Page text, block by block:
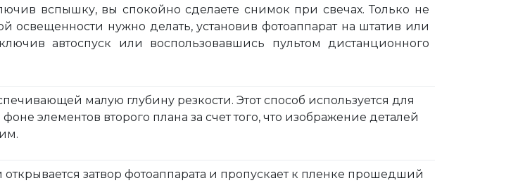
вспышку, вы спокойно сделаете снимок при свечах. Только не
освещенности нужно делать, установив фотоаппарат на штатив или
автоспуск или воспользовавшись пультом дистанционного
малую глубину резкости. Этот способ используется для
элементов второго плана за счет того, что изображение деталей
затвор фотоаппарата и пропускает к пленке прошедший